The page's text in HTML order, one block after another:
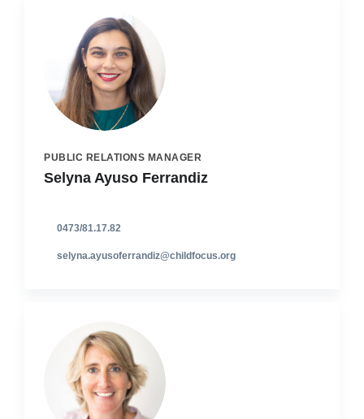
PUBLIC RELATIONS MANAGER
Selyna Ayuso Ferrandiz
0473/81.17.82
selyna.ayusoferrandiz@childfocus.org